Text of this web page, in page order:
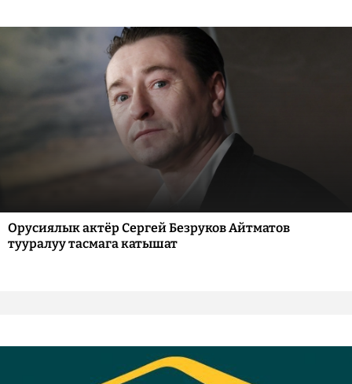
Орусиялык актёр Сергей Безруков Айтматов
тууралуу тасмага катышат